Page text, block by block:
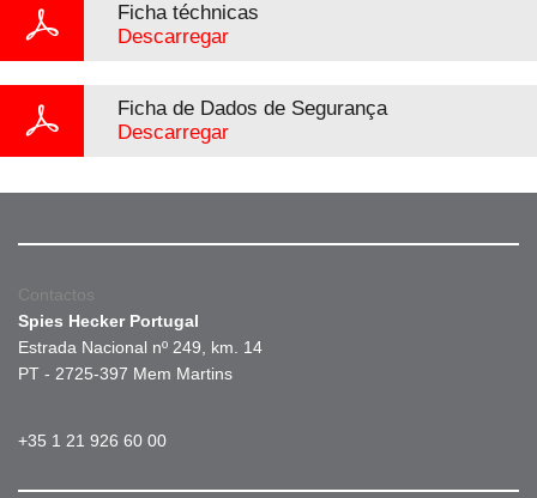
Ficha téchnicas
Descarregar
Ficha de Dados de Segurança
Descarregar
Contactos
Spies Hecker Portugal
Estrada Nacional nº 249, km. 14
PT - 2725-397 Mem Martins
+35 1 21 926 60 00